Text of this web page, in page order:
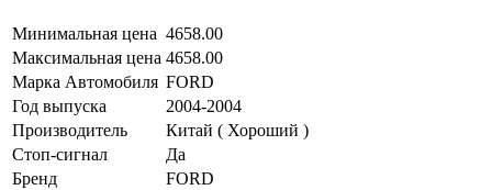
Минимальная цена 4658.00
Максимальная цена 4658.00
Марка Автомобиля FORD
Год выпуска
2004-2004
Производитель
Китай ( Хороший )
Стоп-сигнал
Да
Бренд
FORD